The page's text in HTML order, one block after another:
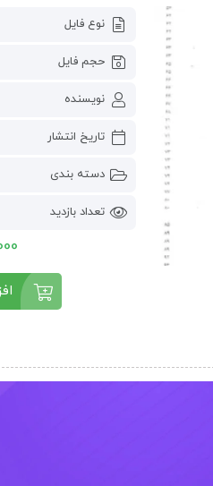
نوع فایل
حجم فایل
نویسنده
تاریخ انتشار
دسته بندی
تعداد بازدید